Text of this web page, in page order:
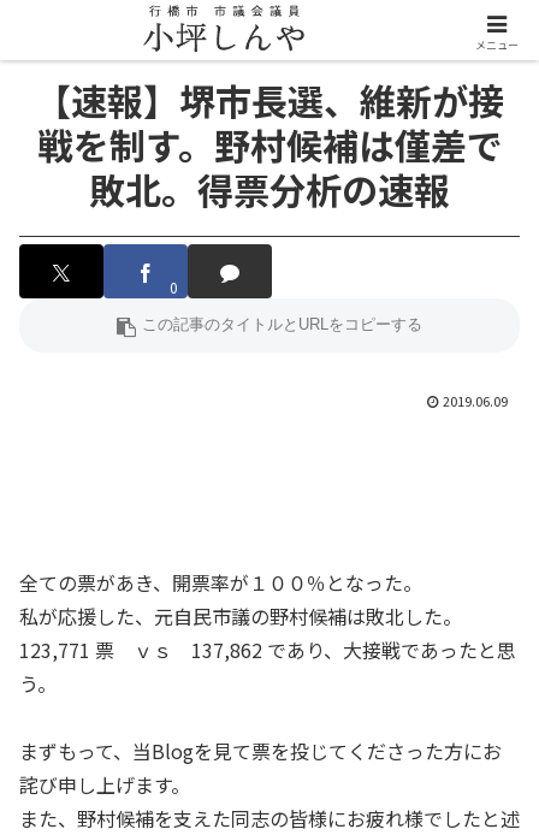
【速報】堺市長選、維新が接
戦を制す。野村候補は僅差で
敗北。得票分析の速報
0
2019.06.09
全ての票があき、開票率が１００％となった。
私が応援した、元自民市議の野村候補は敗北した。
123,771 票 ｖｓ 137,862 であり、大接戦であったと思
う。
まずもって、当Blogを見て票を投じてくださった方にお
詫び申し上げます。
また、野村候補を支えた同志の皆様にお疲れ様でしたと述
メニュー